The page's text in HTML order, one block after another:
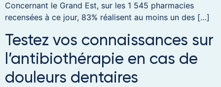
Concernant le Grand Est, sur les 1 545 pharmacies
recensées à ce jour, 83% réalisent au moins un des […]
Testez vos connaissances sur
l’antibiothérapie en cas de
douleurs dentaires